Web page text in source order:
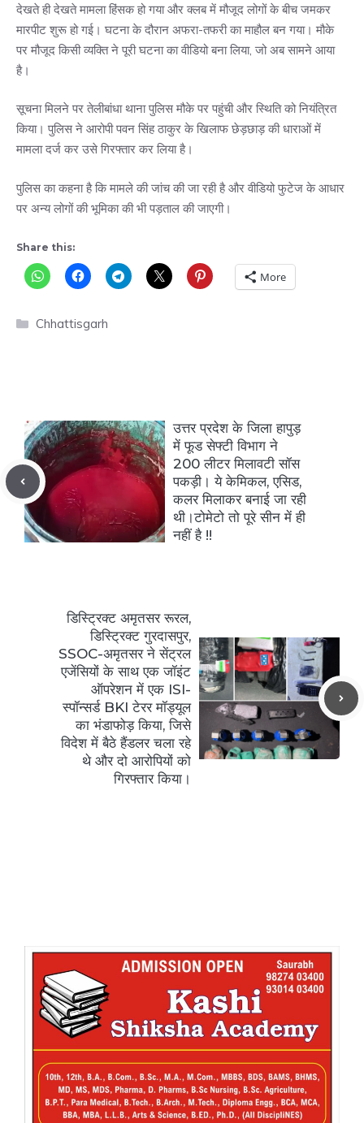
देखते ही देखते मामला हिंसक हो गया और क्लब में मौजूद लोगों के बीच जमकर
मारपीट शुरू हो गई। घटना के दौरान अफरा-तफरी का माहौल बन गया। मौके
पर मौजूद किसी व्यक्ति ने पूरी घटना का वीडियो बना लिया, जो अब सामने आया
है।
सूचना मिलने पर तेलीबांधा थाना पुलिस मौके पर पहुंची और स्थिति को नियंत्रित
किया। पुलिस ने आरोपी पवन सिंह ठाकुर के खिलाफ छेड़छाड़ की धाराओं में
मामला दर्ज कर उसे गिरफ्तार कर लिया है।
पुलिस का कहना है कि मामले की जांच की जा रही है और वीडियो फुटेज के आधार
पर अन्य लोगों की भूमिका की भी पड़ताल की जाएगी।
Share this:
More
Categories
Chhattisgarh
उत्तर प्रदेश के जिला हापुड़
में फूड सेफ्टी विभाग ने
200 लीटर मिलावटी सॉस
पकड़ी। ये केमिकल, एसिड,
कलर मिलाकर बनाई जा रही
थी।टोमेटो तो पूरे सीन में ही
नहीं है !!
डिस्ट्रिक्ट अमृतसर रूरल,
डिस्ट्रिक्ट गुरदासपुर,
SSOC-अमृतसर ने सेंट्रल
एजेंसियों के साथ एक जॉइंट
ऑपरेशन में एक ISI-
स्पॉन्सर्ड BKI टेरर मॉड्यूल
का भंडाफोड़ किया, जिसे
विदेश में बैठे हैंडलर चला रहे
थे और दो आरोपियों को
गिरफ्तार किया।